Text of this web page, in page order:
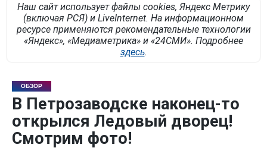
Наш сайт использует файлы cookies, Яндекс Метрику
(включая РСЯ) и LiveInternet. На информационном
ресурсе применяются рекомендательные технологии
«Яндекс», «Медиаметрика» и «24СМИ». Подробнее
здесь.
ОБЗОР
В Петрозаводске наконец-то
открылся Ледовый дворец!
Смотрим фото!